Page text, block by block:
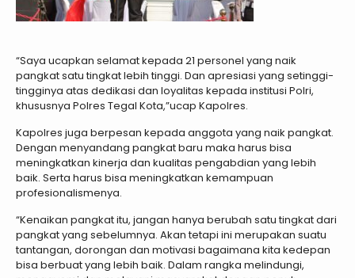
“Saya ucapkan selamat kepada 21 personel yang naik
pangkat satu tingkat lebih tinggi. Dan apresiasi yang setinggi-
tingginya atas dedikasi dan loyalitas kepada institusi Polri,
khususnya Polres Tegal Kota,”ucap Kapolres.
Kapolres juga berpesan kepada anggota yang naik pangkat.
Dengan menyandang pangkat baru maka harus bisa
meningkatkan kinerja dan kualitas pengabdian yang lebih
baik. Serta harus bisa meningkatkan kemampuan
profesionalismenya.
“Kenaikan pangkat itu, jangan hanya berubah satu tingkat dari
pangkat yang sebelumnya. Akan tetapi ini merupakan suatu
tantangan, dorongan dan motivasi bagaimana kita kedepan
bisa berbuat yang lebih baik. Dalam rangka melindungi,